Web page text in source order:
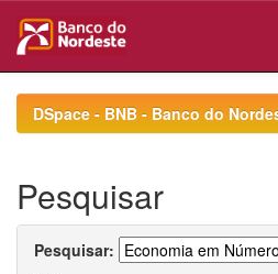
navigationDSpace - BNB - Banco do
Pesquisar
Pesquisar: